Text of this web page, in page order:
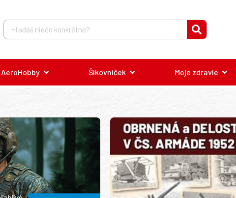
AeroHobby Šikovníček Moje zdravie